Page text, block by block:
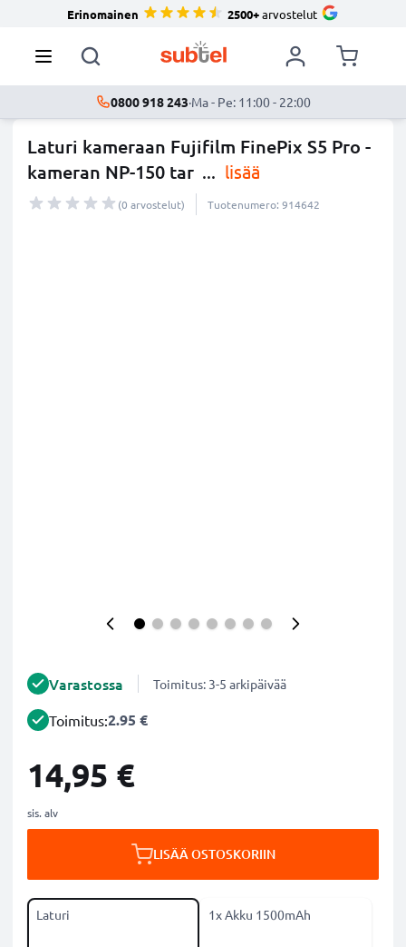
Erinomainen 2500+arvostelut
0800 918 243·Ma - Pe: 11:00 - 22:00
Laturi kameraan Fujifilm FinePix S5 Pro -
kameran NP-150 tar ... lisää
(0 arvostelut) Tuotenumero: 914642
Varastossa Toimitus: 3-5 arkipäivää
Toimitus:2.95 €
14,95 €
sis. alv
LISÄÄ OSTOSKORIIN
Laturi 1x Akku 1500mAh